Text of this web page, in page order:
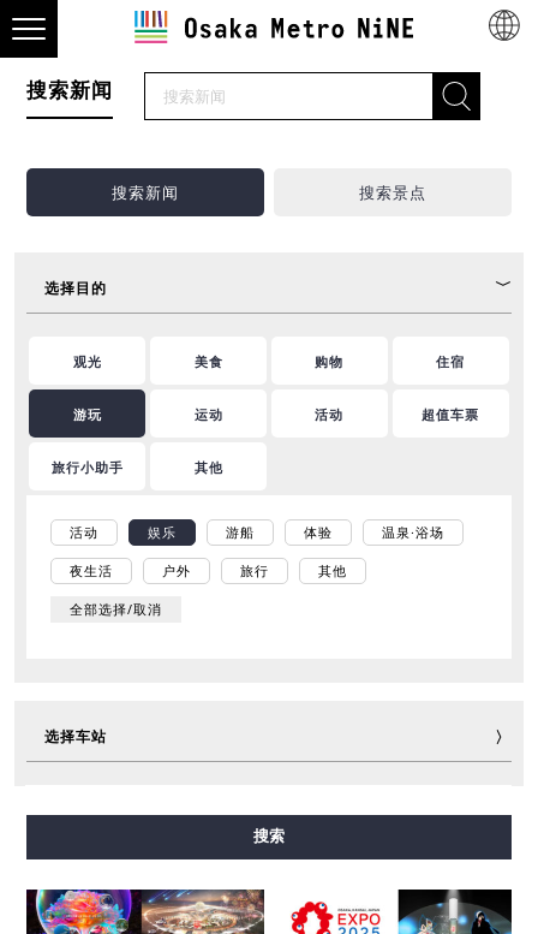
搜索新闻
搜索新闻 搜索景点
选择目的
观光 美食 购物 住宿
游玩 运动 活动 超值车票
旅行小助手 其他
活动 娱乐 游船 体验 温泉·浴场
夜生活 户外 旅行 其他
全部选择/取消
选择车站
搜索